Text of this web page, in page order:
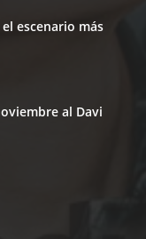
escenario más
al Davi